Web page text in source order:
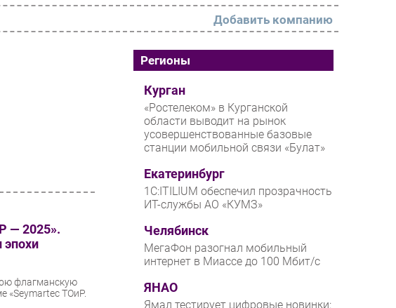
РАЗДЕЛЫ
Новости
Аналитика
Интервью
Проекты
IT класс
Тестовый стенд
Каталог компаний
Добавить компанию
— 2025».
эпохи
флагманскую
ТОиР.
Регионы
Курган
«Ростелеком» в Курганской
области выводит на рынок
усовершенствованные базовые
станции мобильной связи «Булат»
Екатеринбург
1С:ITILIUM обеспечил прозрачность
ИТ-службы АО «КУМЗ»
Челябинск
МегаФон разогнал мобильный
интернет в Миассе до 100 Мбит/с
ЯНАО
Ямал тестирует цифровые новинки: